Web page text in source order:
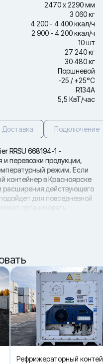
2470 х 2290 мм
3 060 кг
4 200 - 4 400 ккал/ч
2 900 - 4 200 ккал/ч
10 шт
27 240 кг
30 480 кг
Поршневой
-25 / +25°С
R134A
5,5 КвТ/час
Доставка Подключение
RRSU 668194-1 -
перевозки продукции,
режим. Если
контейнер в Красноярске
расширения действующего
для повседневной
организовать
использовать как
модуль или
продукции на объекте.
-25 / +25 °C контейнер
охлажденная,
продукция с контролем
R134A и оснащен
- 5,5 КвТ/час.
Рефрижераторный